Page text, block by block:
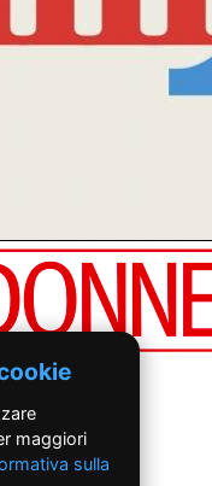
maggiori
sulla